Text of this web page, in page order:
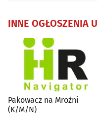
INNE OGŁOSZENIA
Pakowacz na Mroźni
(K/M/N)